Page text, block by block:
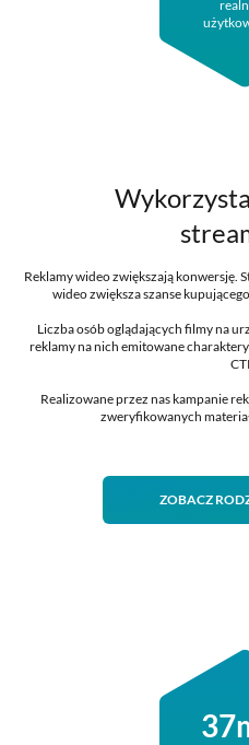
Reklamy wideo zwiększają konwersję.
wideo zwiększa szanse
Liczba osób oglądających filmy na
reklamy na nich emitowane
Realizowane przez nas kampanie
zweryfikowanych
ZOBACZ
37